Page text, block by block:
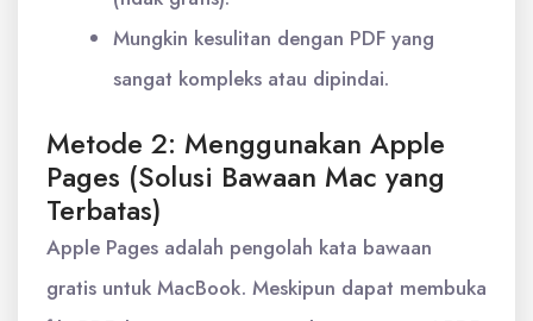
Mungkin kesulitan dengan PDF yang
sangat kompleks atau dipindai.
Metode 2: Menggunakan Apple
Pages (Solusi Bawaan Mac yang
Terbatas)
Apple Pages adalah pengolah kata bawaan
gratis untuk MacBook. Meskipun dapat membuka